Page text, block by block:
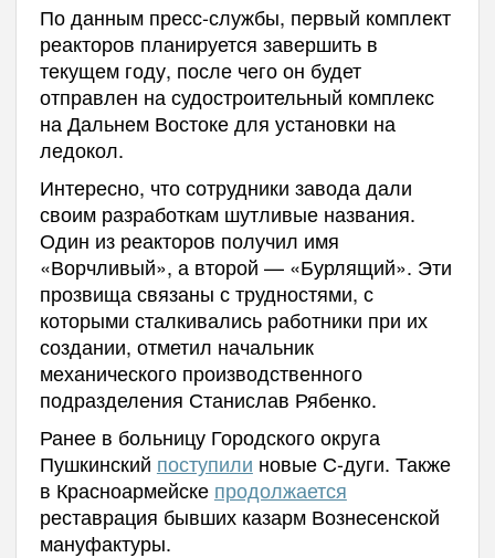
По данным пресс-службы, первый комплект
реакторов планируется завершить в
текущем году, после чего он будет
отправлен на судостроительный комплекс
на Дальнем Востоке для установки на
ледокол.
Интересно, что сотрудники завода дали
своим разработкам шутливые названия.
Один из реакторов получил имя
«Ворчливый», а второй — «Бурлящий». Эти
прозвища связаны с трудностями, с
которыми сталкивались работники при их
создании, отметил начальник
механического производственного
подразделения Станислав Рябенко.
Ранее в больницу Городского округа
Пушкинский поступили новые С-дуги. Также
в Красноармейске продолжается
реставрация бывших казарм Вознесенской
мануфактуры.